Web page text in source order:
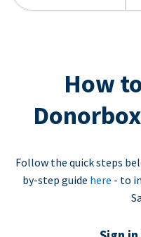
How
Follow the quick steps
by-step guide here - to